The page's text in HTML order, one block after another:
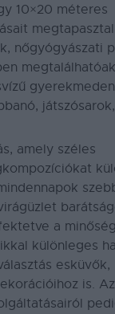
10×20 méteres
nőgyógyászati
amely széles
a
különleges
esküvők,
is.